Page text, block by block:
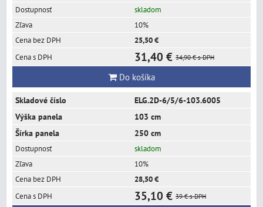
skladom
10%
25,50 €
31,40 € 34,90 € s DPH
Do košíka
ELG.2D-6/5/6-103.6005
103 cm
250 cm
skladom
10%
28,50 €
35,10 € 39 € s DPH